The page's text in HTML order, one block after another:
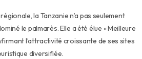
la Tanzanie n’a pas seulement
le palmarès. Elle a été élue « Meilleure
l’attractivité croissante de ses sites
diversifiée.